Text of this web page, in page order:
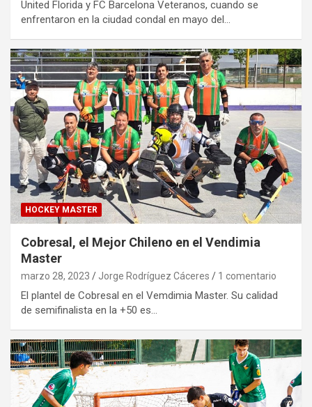
United Florida y FC Barcelona Veteranos, cuando se
enfrentaron en la ciudad condal en mayo del…
HOCKEY MASTER
Cobresal, el Mejor Chileno en el Vendimia
Master
marzo 28, 2023 Jorge Rodríguez Cáceres 1 comentario
El plantel de Cobresal en el Vemdimia Master. Su calidad
de semifinalista en la +50 es…